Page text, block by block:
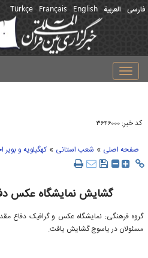
فارسی العربیة English
Français
Türkçe
Toggle
navigation
کد خبر: ۳۶۴۶۰۰۰
صفحه اصلی » شعب استانی »کهگیلویه و بویر
گشایش نمایشگاه عکس
گروه فرهنگی: نمایشگاه عکس و گرافیک دفاع
مسئولان در یاسوج گشایش یافت.